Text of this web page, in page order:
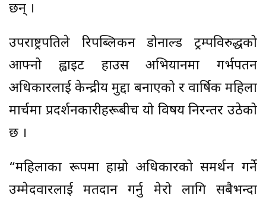
छन् ।
उपराष्ट्रपतिले रिपब्लिकन डोनाल्ड ट्रम्पविरुद्धको
आफ्नो ह्वाइट हाउस अभियानमा गर्भपतन
अधिकारलाई केन्द्रीय मुद्दा बनाएको र वार्षिक महिला
मार्चमा प्रदर्शनकारीहरूबीच यो विषय निरन्तर उठेको
छ ।
“महिलाका रूपमा हाम्रो अधिकारको समर्थन गर्ने
उम्मेदवारलाई मतदान गर्नु मेरो लागि सबैभन्दा